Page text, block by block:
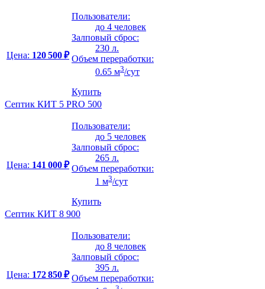
Цена: 120 500 ₽
Пользователи:
до 4 человек
Залповый сброс:
230 л.
Объем переработки:
0.65 м3/сут
Купить
Септик КИТ 5 PRO 500
Цена: 141 000 ₽
Пользователи:
до 5 человек
Залповый сброс:
265 л.
Объем переработки:
1 м3/сут
Купить
Септик КИТ 8 900
Цена: 172 850 ₽
Пользователи:
до 8 человек
Залповый сброс:
395 л.
Объем переработки: